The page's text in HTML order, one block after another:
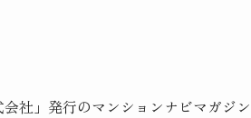
社」発行のマンションナビマガジ